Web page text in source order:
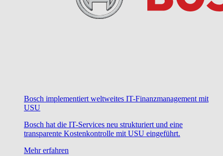
Bosch implementiert weltweites IT-Finanzmanagement mit
USU
Bosch hat die IT-Services neu strukturiert und eine
transparente Kostenkontrolle mit USU eingeführt.
Mehr erfahren